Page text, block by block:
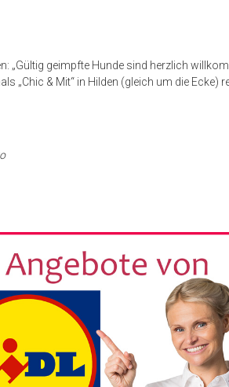
„Gültig geimpfte Hunde sind herzlich
„Chic & Mit“ in Hilden (gleich um die Ecke)